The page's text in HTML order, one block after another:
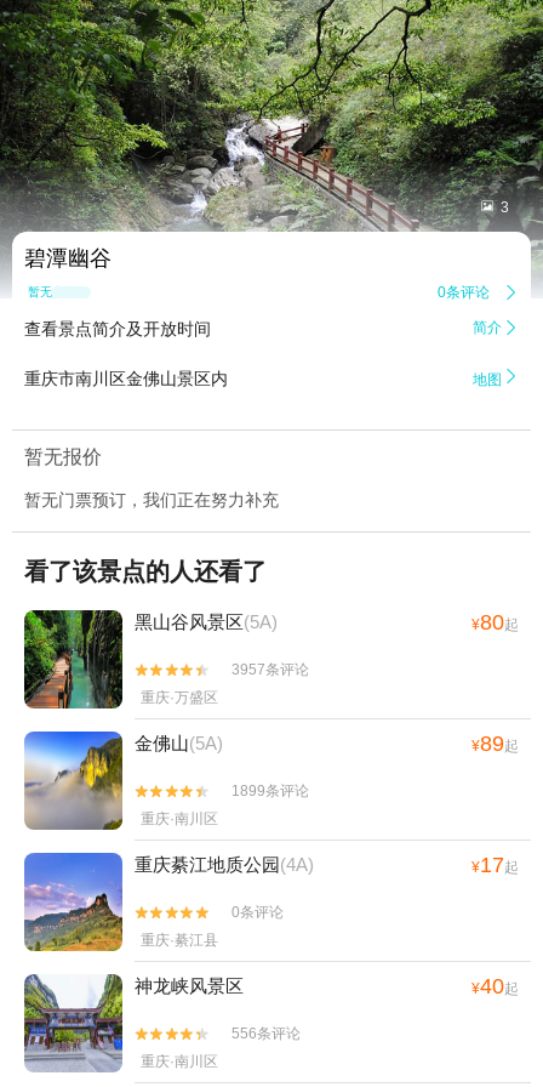
 3
碧潭幽谷
暂无点评 0条评论 
查看景点简介及开放时间 简介 
重庆市南川区金佛山景区内 地图 
暂无报价
暂无门票预订，我们正在努力补充
看了该景点的人还看了
黑山谷风景区(5A) ¥80起


3957条评论
重庆·万盛区
金佛山(5A) ¥89起


1899条评论
重庆·南川区
重庆綦江地质公园(4A) ¥17起


0条评论
重庆·綦江县
神龙峡风景区 ¥40起


556条评论
重庆·南川区
